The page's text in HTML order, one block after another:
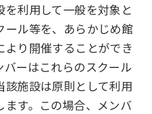
を利用して一般を対象と
ール等を、あらかじめ館
より開催することができ
バーはこれらのスクール
該施設は原則として利用
ます。この場合、メンバ